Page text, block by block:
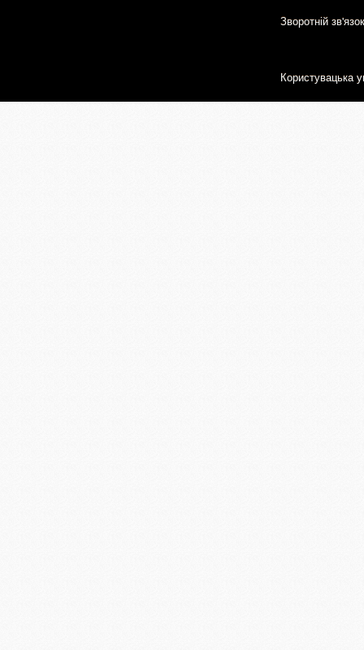
Зворотній зв'язок
Користувацька